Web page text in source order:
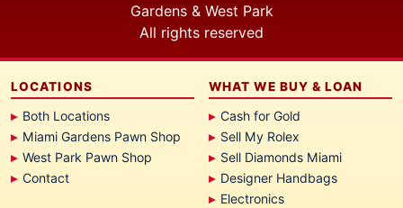
Gardens & West Park
All rights reserved
LOCATIONS
Both Locations
Miami Gardens Pawn Shop
West Park Pawn Shop
Contact
WHAT WE BUY & LOAN
Cash for Gold
Sell My Rolex
Sell Diamonds Miami
Designer Handbags
Electronics